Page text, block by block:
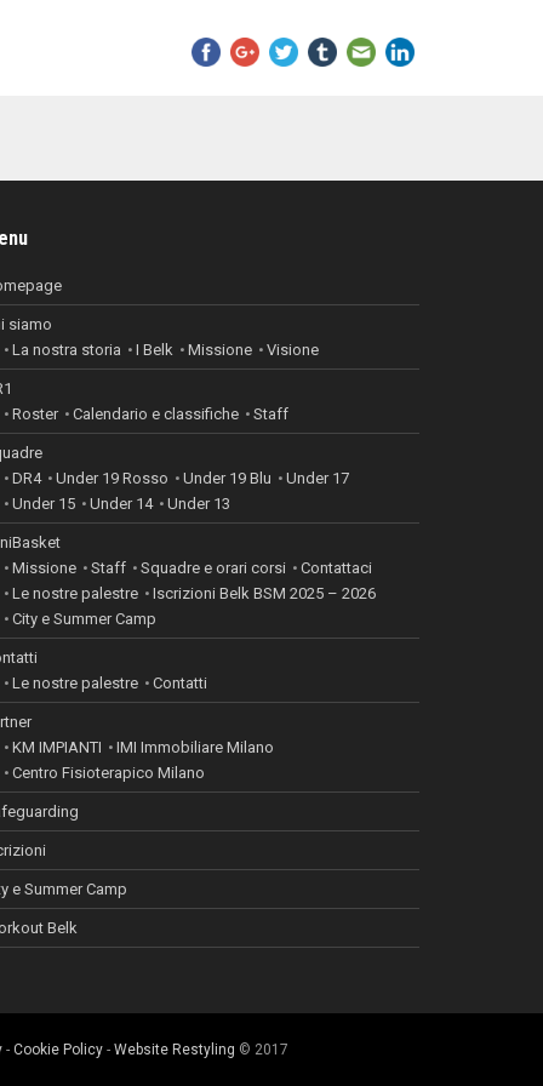
siamo
La nostra storia
I Belk Missione Visione
Roster
Calendario e classifiche Staff
DR4
Under 19 Rosso Under 19 Blu
Under 17
Under 15
Under 14 Under 13
Missione
Staff Squadre e orari corsi
Contattaci
Le nostre palestre
Iscrizioni Belk BSM 2025 – 2026
City e Summer Camp
Le nostre palestre
Contatti
KM IMPIANTI
IMI Immobiliare Milano
Centro Fisioterapico Milano
e Summer Camp
Belk
- Cookie Policy - Website Restyling © 2017